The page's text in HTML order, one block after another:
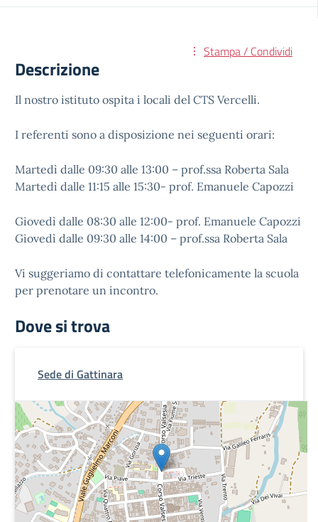
Stampa / Condividi
Descrizione
Il nostro istituto ospita i locali del CTS Vercelli.
I referenti sono a disposizione nei seguenti orari:
Martedì dalle 09:30 alle 13:00 – prof.ssa Roberta Sala
Martedì dalle 11:15 alle 15:30- prof. Emanuele Capozzi
Giovedì dalle 08:30 alle 12:00- prof. Emanuele Capozzi
Giovedì dalle 09:30 alle 14:00 – prof.ssa Roberta Sala
Vi suggeriamo di contattare telefonicamente la scuola
per prenotare un incontro.
Dove si trova
Sede di Gattinara